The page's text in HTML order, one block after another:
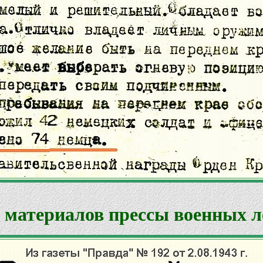
прессы военных